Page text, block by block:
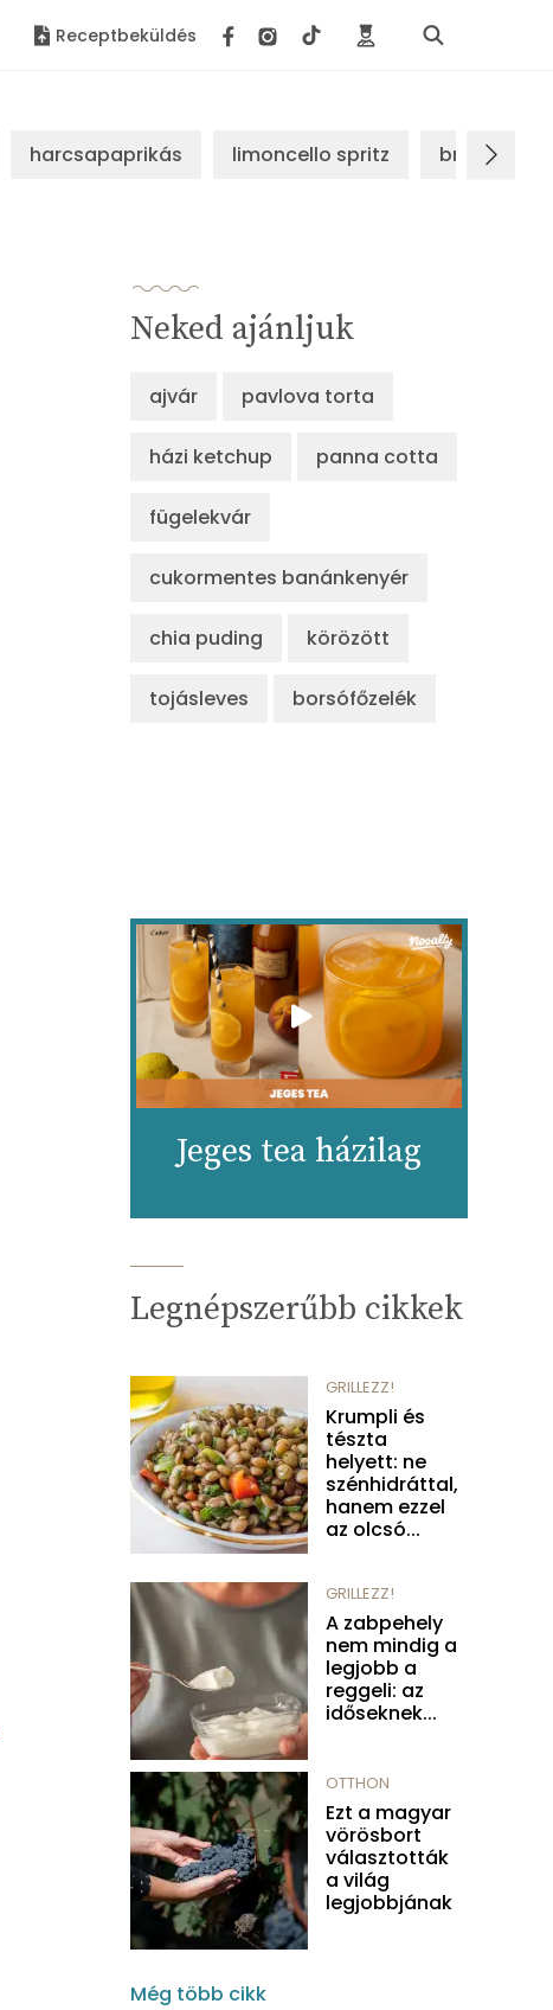
Receptbeküldés
harcsapaprikás limoncello spritz brassói
Neked ajánljuk
ajvár pavlova torta
házi ketchup panna cotta
fügelekvár
cukormentes banánkenyér
chia puding körözött
tojásleves borsófőzelék
Jeges tea házilag
Legnépszerűbb cikkek
GRILLEZZ!
Krumpli és
tészta
helyett: ne
szénhidráttal,
hanem ezzel
az olcsó...
GRILLEZZ!
A zabpehely
nem mindig a
legjobb a
reggeli: az
időseknek...
OTTHON
Ezt a magyar
vörösbort
választották
a világ
legjobbjának
Még több cikk